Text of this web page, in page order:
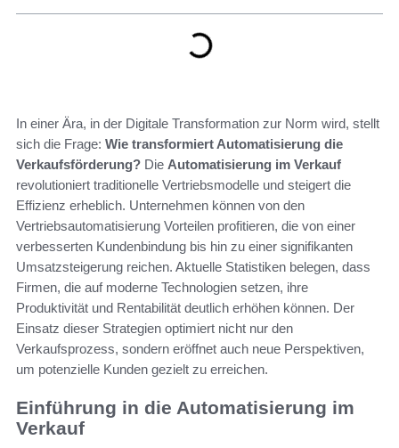
In einer Ära, in der Digitale Transformation zur Norm wird, stellt
sich die Frage: Wie transformiert Automatisierung die
Verkaufsförderung? Die Automatisierung im Verkauf
revolutioniert traditionelle Vertriebsmodelle und steigert die
Effizienz erheblich. Unternehmen können von den
Vertriebsautomatisierung Vorteilen profitieren, die von einer
verbesserten Kundenbindung bis hin zu einer signifikanten
Umsatzsteigerung reichen. Aktuelle Statistiken belegen, dass
Firmen, die auf moderne Technologien setzen, ihre
Produktivität und Rentabilität deutlich erhöhen können. Der
Einsatz dieser Strategien optimiert nicht nur den
Verkaufsprozess, sondern eröffnet auch neue Perspektiven,
um potenzielle Kunden gezielt zu erreichen.
Einführung in die Automatisierung im
Verkauf